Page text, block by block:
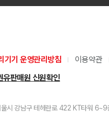
기기 운영관리방침 이용약관
유판매원 신원확인
울시 강남구 테헤란로 422 KT타워 6~9